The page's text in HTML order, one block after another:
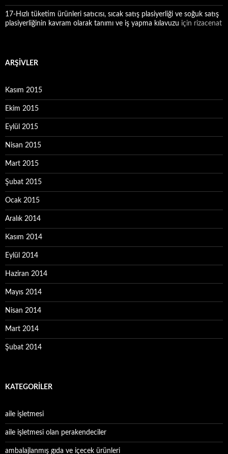
17-Hızlı tüketim ürünleri satıcısı, sıcak satış plasiyerliği ve soğuk satış
plasiyerliğinin kavram olarak tanımı ve iş yapma kılavuzu için rizacenat
ARŞIVLER
Kasım 2015
Ekim 2015
Eylül 2015
Nisan 2015
Mart 2015
Şubat 2015
Ocak 2015
Aralık 2014
Kasım 2014
Eylül 2014
Haziran 2014
Mayıs 2014
Nisan 2014
Mart 2014
Şubat 2014
KATEGORILER
aile işletmesi
aile işletmesi olan perakendeciler
ambalajlanmış gıda ve içecek ürünleri